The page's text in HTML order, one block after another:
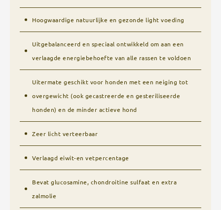
Hoogwaardige natuurlijke en gezonde light voeding
Uitgebalanceerd en speciaal ontwikkeld om aan een
verlaagde energiebehoefte van alle rassen te voldoen
Uitermate geschikt voor honden met een neiging tot
overgewicht (ook gecastreerde en gesteriliseerde
honden) en de minder actieve hond
Zeer licht verteerbaar
Verlaagd eiwit-en vetpercentage
Bevat glucosamine, chondroitine sulfaat en extra
zalmolie